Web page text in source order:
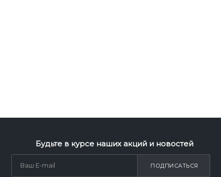
Будьте в курсе наших акций и новостей
ПОДПИСАТЬСЯ